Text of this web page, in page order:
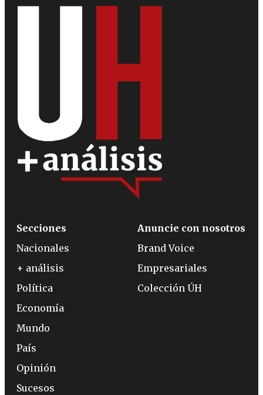
Secciones
Nacionales
+ análisis
Política
Economía
Mundo
País
Opinión
Sucesos
Anuncie con nosotros
Brand Voice
Empresariales
Colección ÚH